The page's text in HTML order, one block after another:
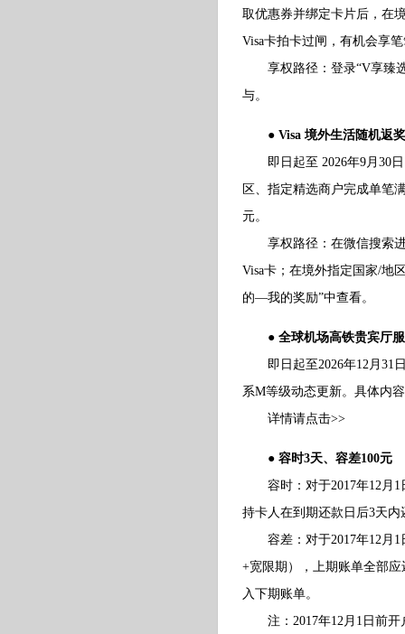
取优惠券并绑定卡片后，在
Visa卡拍卡过闸，有机会享
享权路径：登录“V享臻选
与。
● Visa 境外生活随机返
即日起至 2026年9月30日
区、指定精选商户完成单笔
元。
享权路径：在微信搜索进
Visa卡；在境外指定国家/地
的—我的奖励”中查看。
● 全球机场高铁贵宾厅
即日起至2026年12月31日
系M等级动态更新。具体内
详情请点击>>
● 容时3天、容差100元
容时：对于2017年12月1
持卡人在到期还款日后3天
容差：对于2017年12月1
+宽限期），上期账单全部
入下期账单。
注：2017年12月1日前开